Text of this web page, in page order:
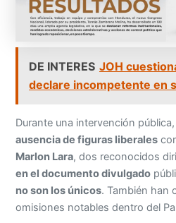
DE INTERES JOH
declare incompetente en
Durante una intervención
ausencia de figuras liberales
Marlon Lara, dos reconocidos
en el documento divulgado
no son los únicos. También han
omisiones notables dentro del